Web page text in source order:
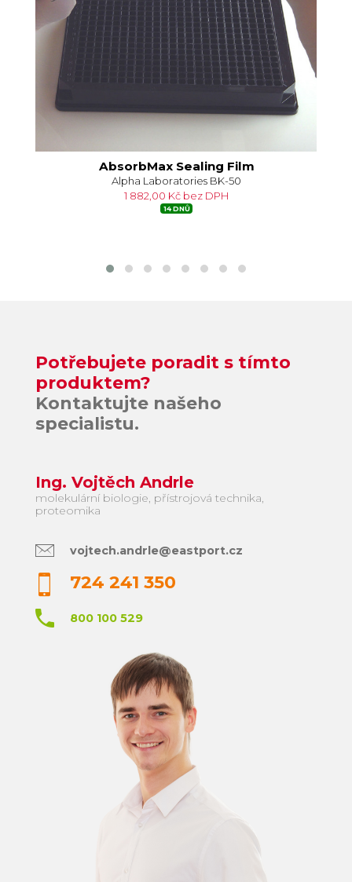
AbsorbMax Sealing Film
Alpha Laboratories BK-50
1 882,00 Kč bez DPH
14 DNŮ
Potřebujete poradit s tímto
produktem?
Kontaktujte našeho
specialistu.
Ing. Vojtěch Andrle
molekulární biologie, přístrojová technika,
proteomika
vojtech.andrle@eastport.cz
724 241 350
800 100 529